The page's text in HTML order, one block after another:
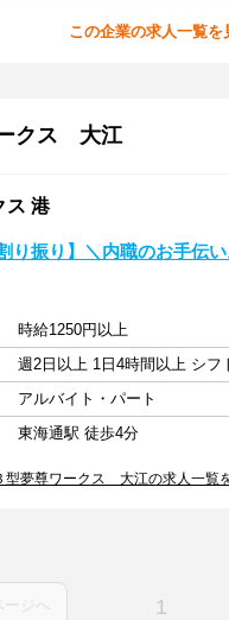
この企業の求人一覧を
クス 大江
ス 港
り振り】＼内職のお手伝
時給1250円以上
週2日以上 1日4時間以上 シフ
アルバイト・パート
東海通駅 徒歩4分
型夢尊ワークス 大江の求人一覧
ージへ 1